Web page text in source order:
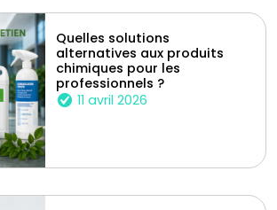
Quelles solutions
alternatives aux produits
chimiques pour les
professionnels ?
11 avril 2026